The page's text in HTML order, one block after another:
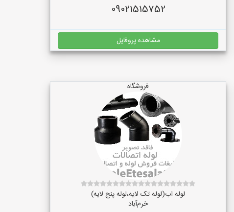
09021515752
مشاهده پروفایل
فروشگاه
لوله اب(لوله تک لایه،لوله پنج لایه)
خرم‌آباد